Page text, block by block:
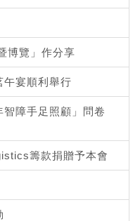
博覽」作分享
午宴順利舉行
智障手足照顧」問卷
籌款捐贈予本會